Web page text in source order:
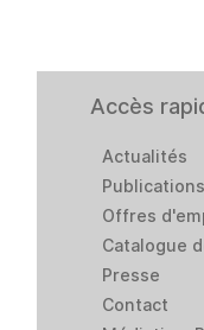
Accès
Actualités
Publications
Offres
Catalogue
Presse
Contact